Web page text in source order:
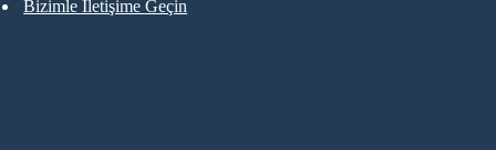
Bizimle İletişime Geçin